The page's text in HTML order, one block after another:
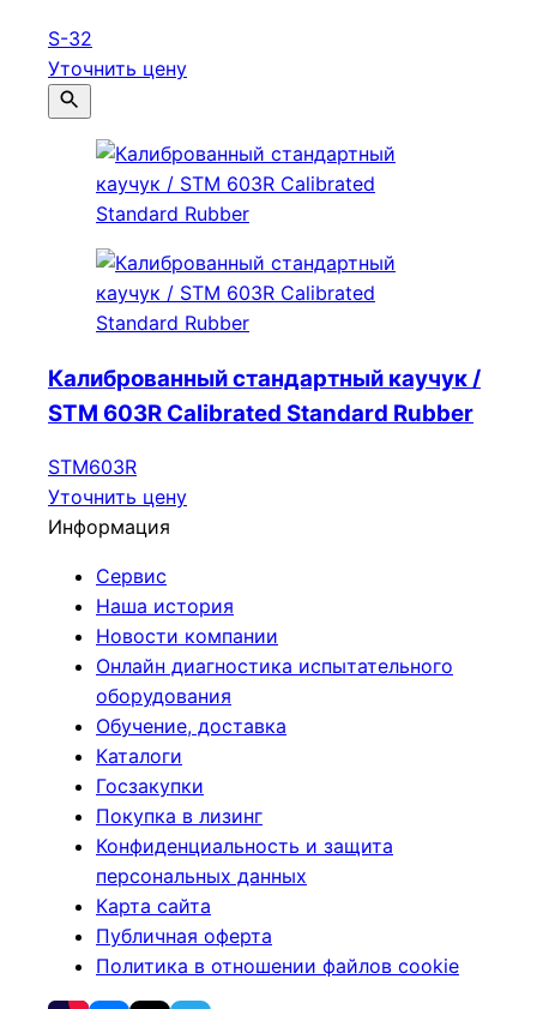
S-32
Уточнить цену
Калиброванный стандартный каучук /
STM 603R Calibrated Standard Rubber
STM603R
Уточнить цену
Информация
Сервис
Наша история
Новости компании
Онлайн диагностика испытательного
оборудования
Обучение, доставка
Каталоги
Госзакупки
Покупка в лизинг
Конфиденциальность и защита
персональных данных
Карта сайта
Публичная оферта
Политика в отношении файлов cookie